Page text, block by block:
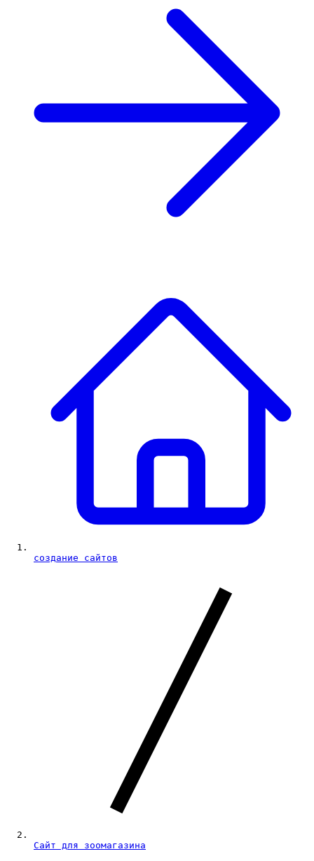
создание сайтов
Сайт для зоомагазина